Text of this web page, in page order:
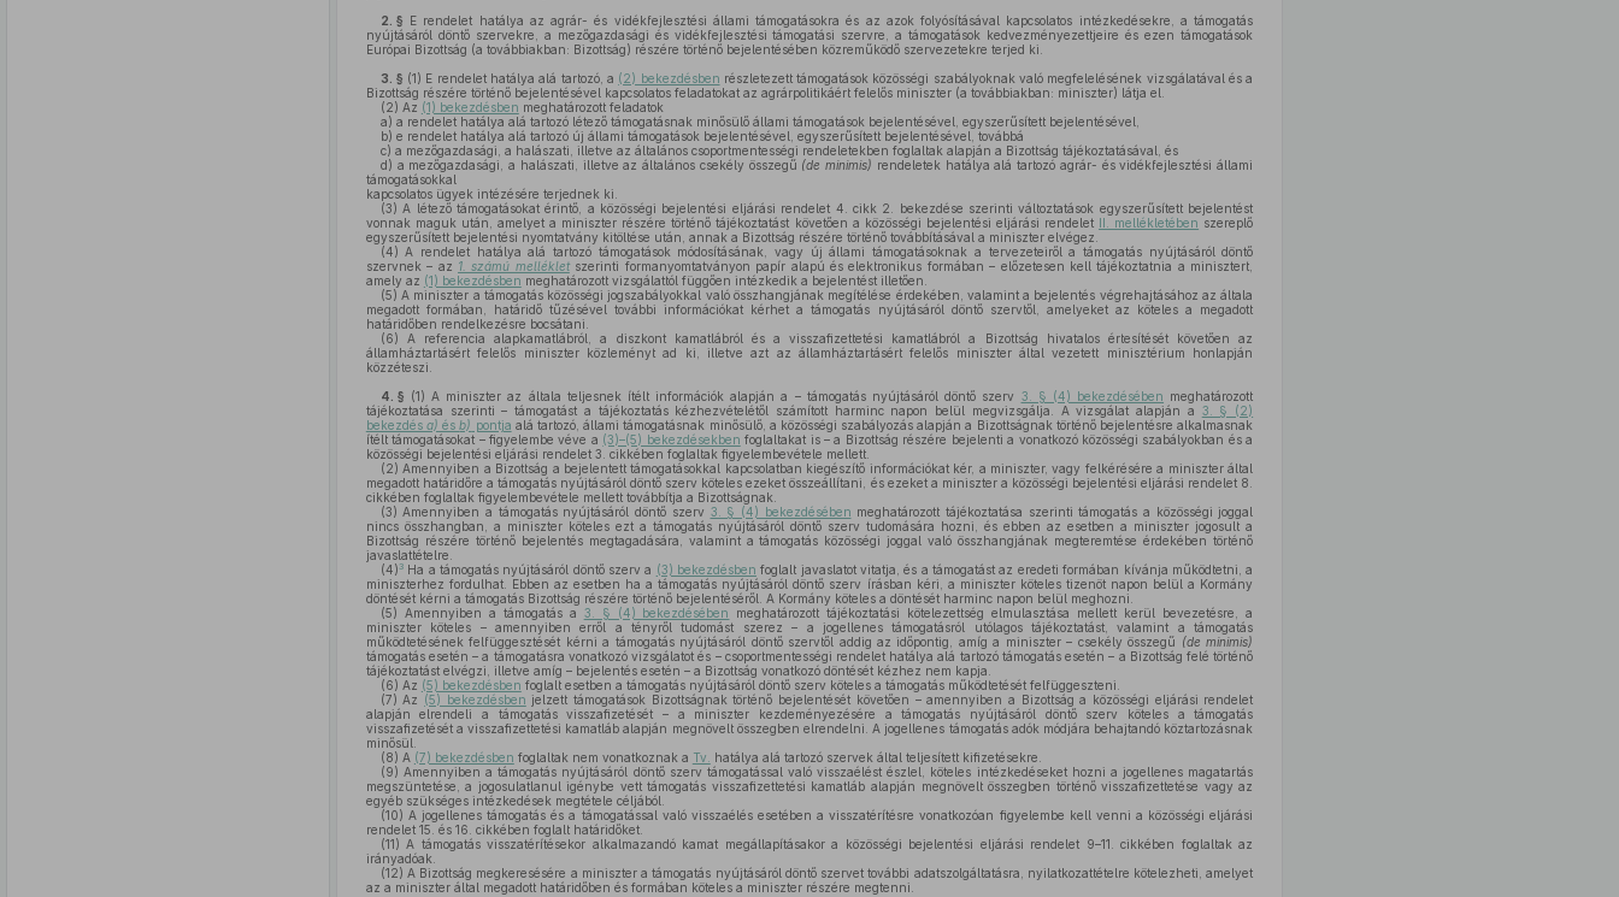
2. § E rendelet hatálya az agrár- és vidékfejlesztési állami támogatásokra és az azok folyósításával kapcsolatos intézkedésekre, a támogatás
nyújtásáról döntő szervekre, a mezőgazdasági és vidékfejlesztési támogatási szervre, a támogatások kedvezményezettjeire és ezen támogatások
Európai Bizottság (a továbbiakban: Bizottság) részére történő bejelentésében közreműködő szervezetekre terjed ki.
3. § (1) E rendelet hatálya alá tartozó, a (2) bekezdésben részletezett támogatások közösségi szabályoknak való megfelelésének vizsgálatával és a
Bizottság részére történő bejelentésével kapcsolatos feladatokat az agrárpolitikáért felelős miniszter (a továbbiakban: miniszter) látja el.
(2) Az (1) bekezdésben meghatározott feladatok
a) a rendelet hatálya alá tartozó létező támogatásnak minősülő állami támogatások bejelentésével, egyszerűsített bejelentésével,
b) e rendelet hatálya alá tartozó új állami támogatások bejelentésével, egyszerűsített bejelentésével, továbbá
c) a mezőgazdasági, a halászati, illetve az általános csoportmentességi rendeletekben foglaltak alapján a Bizottság tájékoztatásával, és
d) a mezőgazdasági, a halászati, illetve az általános csekély összegű (de minimis) rendeletek hatálya alá tartozó agrár- és vidékfejlesztési állami
támogatásokkal
kapcsolatos ügyek intézésére terjednek ki.
(3) A létező támogatásokat érintő, a közösségi bejelentési eljárási rendelet 4. cikk 2. bekezdése szerinti változtatások egyszerűsített bejelentést
vonnak maguk után, amelyet a miniszter részére történő tájékoztatást követően a közösségi bejelentési eljárási rendelet II. mellékletében szereplő
egyszerűsített bejelentési nyomtatvány kitöltése után, annak a Bizottság részére történő továbbításával a miniszter elvégez.
(4) A rendelet hatálya alá tartozó támogatások módosításának, vagy új állami támogatásoknak a tervezeteiről a támogatás nyújtásáról döntő
szervnek – az 1. számú mellékletszerinti formanyomtatványon papír alapú és elektronikus formában – előzetesen kell tájékoztatnia a minisztert,
amely az (1) bekezdésben meghatározott vizsgálattól függően intézkedik a bejelentést illetően.
(5) A miniszter a támogatás közösségi jogszabályokkal való összhangjának megítélése érdekében, valamint a bejelentés végrehajtásához az általa
megadott formában, határidő tűzésével további információkat kérhet a támogatás nyújtásáról döntő szervtől, amelyeket az köteles a megadott
határidőben rendelkezésre bocsátani.
(6) A referencia alapkamatlábról, a diszkont kamatlábról és a visszafizettetési kamatlábról a Bizottság hivatalos értesítését követően az
államháztartásért felelős miniszter közleményt ad ki, illetve azt az államháztartásért felelős miniszter által vezetett minisztérium honlapján
közzéteszi.
4. § (1) A miniszter az általa teljesnek ítélt információk alapján a – támogatás nyújtásáról döntő szerv 3. § (4) bekezdésében meghatározott
tájékoztatása szerinti – támogatást a tájékoztatás kézhezvételétől számított harminc napon belül megvizsgálja. A vizsgálat alapján a 3. § (2)
bekezdés a) ésb) pontja alá tartozó, állami támogatásnak minősülő, a közösségi szabályozás alapján a Bizottságnak történő bejelentésre alkalmasnak
ítélt támogatásokat – figyelembe véve a (3)–(5) bekezdésekben foglaltakat is – a Bizottság részére bejelenti a vonatkozó közösségi szabályokban és a
közösségi bejelentési eljárási rendelet 3. cikkében foglaltak figyelembevétele mellett.
(2) Amennyiben a Bizottság a bejelentett támogatásokkal kapcsolatban kiegészítő információkat kér, a miniszter, vagy felkérésére a miniszter által
megadott határidőre a támogatás nyújtásáról döntő szerv köteles ezeket összeállítani, és ezeket a miniszter a közösségi bejelentési eljárási rendelet 8.
cikkében foglaltak figyelembevétele mellett továbbítja a Bizottságnak.
(3) Amennyiben a támogatás nyújtásáról döntő szerv 3. § (4) bekezdésében meghatározott tájékoztatása szerinti támogatás a közösségi joggal
nincs összhangban, a miniszter köteles ezt a támogatás nyújtásáról döntő szerv tudomására hozni, és ebben az esetben a miniszter jogosult a
Bizottság részére történő bejelentés megtagadására, valamint a támogatás közösségi joggal való összhangjának megteremtése érdekében történő
javaslattételre.
(4) 3Ha a támogatás nyújtásáról döntő szerv a (3) bekezdésben foglalt javaslatot vitatja, és a támogatást az eredeti formában kívánja működtetni, a
miniszterhez fordulhat. Ebben az esetben ha a támogatás nyújtásáról döntő szerv írásban kéri, a miniszter köteles tizenöt napon belül a Kormány
döntését kérni a támogatás Bizottság részére történő bejelentéséről. A Kormány köteles a döntését harminc napon belül meghozni.
(5) Amennyiben a támogatás a 3. § (4) bekezdésében
meghatározott tájékoztatási kötelezettség elmulasztása mellett kerül bevezetésre, a
miniszter köteles – amennyiben erről a tényről tudomást szerez – a jogellenes támogatásról utólagos tájékoztatást, valamint a támogatás
működtetésének felfüggesztését kérni a támogatás nyújtásáról döntő szervtől addig az időpontig, amíg a miniszter – csekély összegű (de minimis)
támogatás esetén – a támogatásra vonatkozó vizsgálatot és – csoportmentességi rendelet hatálya alá tartozó támogatás esetén – a Bizottság felé történő
tájékoztatást elvégzi, illetve amíg – bejelentés esetén – a Bizottság vonatkozó döntését kézhez nem kapja.
(6) Az (5) bekezdésben foglalt esetben a támogatás nyújtásáról döntő szerv köteles a támogatás működtetését felfüggeszteni.
(7) Az (5) bekezdésben jelzett támogatások Bizottságnak történő bejelentését követően – amennyiben a Bizottság a közösségi eljárási rendelet
alapján elrendeli a támogatás visszafizetését – a miniszter kezdeményezésére a támogatás nyújtásáról döntő szerv köteles a támogatás
visszafizetését a visszafizettetési kamatláb alapján megnövelt összegben elrendelni. A jogellenes támogatás adók módjára behajtandó köztartozásnak
minősül.
(8) A (7) bekezdésben foglaltak nem vonatkoznak a Tv.
hatálya alá tartozó szervek által teljesített kifizetésekre.
(9) Amennyiben a támogatás nyújtásáról döntő szerv támogatással való visszaélést észlel, köteles intézkedéseket hozni a jogellenes magatartás
megszüntetése, a jogosulatlanul igénybe vett támogatás visszafizettetési kamatláb alapján megnövelt összegben történő visszafizettetése vagy az
egyéb szükséges intézkedések megtétele céljából.
(10) A jogellenes támogatás és a támogatással való visszaélés esetében a visszatérítésre vonatkozóan figyelembe kell venni a közösségi eljárási
rendelet 15. és 16. cikkében foglalt határidőket.
(11) A támogatás visszatérítésekor alkalmazandó kamat megállapításakor a közösségi bejelentési eljárási rendelet 9–11. cikkében foglaltak az
irányadóak.
(12) A Bizottság megkeresésére a miniszter a támogatás nyújtásáról döntő szervet további adatszolgáltatásra, nyilatkozattételre kötelezheti, amelyet
az a miniszter által megadott határidőben és formában köteles a miniszter részére megtenni.